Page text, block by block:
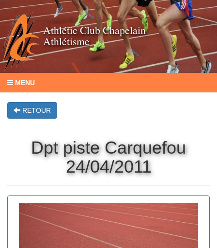
Athlétic Club Chapelain
Athlétisme
MENU
RETOUR
Dpt piste Carquefou
24/04/2011